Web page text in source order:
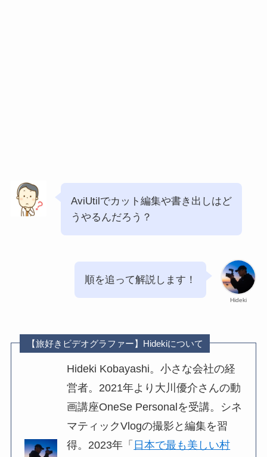
AviUtilでカット編集や書き出しはど
うやるんだろう？
Hideki
順を追って解説します！
【旅好きビデオグラファー】Hidekiについて
Hideki Kobayashi。小さな会社の経
営者。2021年より大川優介さんの動
画講座OneSe Personalを受講。シネ
マティックVlogの撮影と編集を習
得。2023年「 日本で最も美しい村